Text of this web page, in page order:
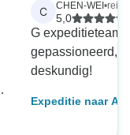
C CHEN-WEI •
5,0
G
gepassioneerd,
deskundig!
Expeditie naar